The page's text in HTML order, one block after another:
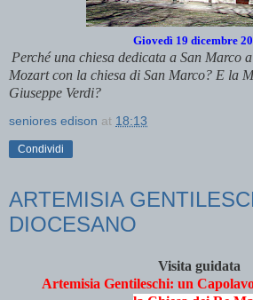
Giovedì 19 dicembre
Perché una chiesa dedicata a San Marco
Mozart con la chiesa di San Marco? E la
Giuseppe Verdi?
seniores edison at 18:13
Condividi
ARTEMISIA
DIOCESANO
Visita guidata
Artemisia Gentileschi: un